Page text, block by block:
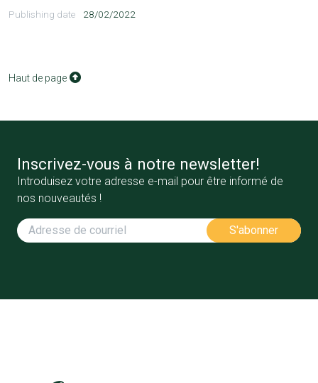
Publishing date 28/02/2022
Haut de page
Inscrivez-vous à notre newsletter!
Introduisez votre adresse e-mail pour être informé de
nos nouveautés !